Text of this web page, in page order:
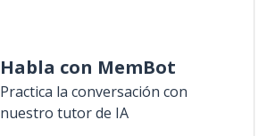
Habla con MemBot
Practica la conversación con
nuestro tutor de IA